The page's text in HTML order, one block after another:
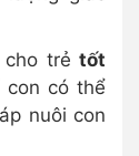
trẻ tốt
con có thể
nuôi con